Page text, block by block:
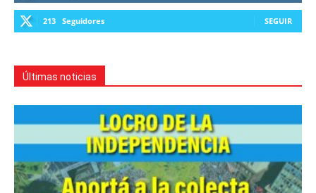
213 Seguidores SEGUIR
Últimas noticias